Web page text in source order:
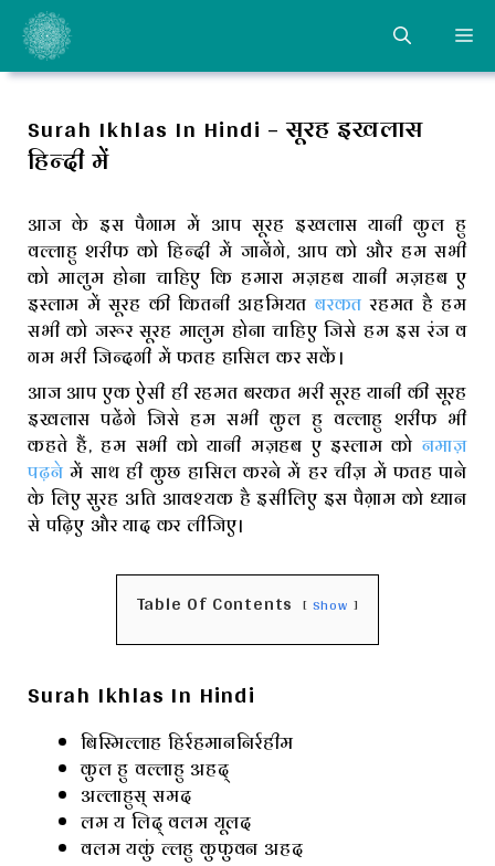
Skip
content
Surah Ikhlas In Hindi – सूरह इखलास
हिन्दी में
आज के इस पैगाम में आप सूरह इखलास यानी कुल हु
वल्लाहु शरीफ को हिन्दी में जानेंगे, आप को और हम सभी
को मालुम होना चाहिए कि हमारा मज़हब यानी मज़हब ए
इस्लाम में सूरह की कितनी अहमियतबरकत रहमत है हम
सभी को जरूर सूरह मालुम होना चाहिए जिसे हम इस रंज व
गम भरी जिन्दगी में फतह हासिल कर सकें।
आज आप एक ऐसी ही रहमत बरकत भरी सूरह यानी की सूरह
इखलास पढेंगे जिसे हम सभी कुल हु वल्लाहु शरीफ भी
कहते हैं, हम सभी को यानी मज़हब ए इस्लाम को नमाज़
पढ़ने में साथ ही कुछ हासिल करने में हर चीज़ में फतह पाने
के लिए सुरह अति आवश्यक है इसीलिए इस पैग़ाम को ध्यान
से पढ़िए और याद कर लीजिए।
Table Of Contents Show
Surah Ikhlas In Hindi
बिस्मिल्लाह हिर्रहमाननिर्रहीम
कुल हु वल्लाहु अहद्
अल्लाहुस् समद
लम य लिद् वलम यूलद
वलम यकुं ल्लहु कुफुवन अहद